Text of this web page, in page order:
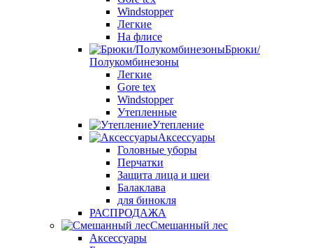
Windstopper
Легкие
На флисе
Брюки/
Полукомбинезоны
Легкие
Gore tex
Windstopper
Утепленные
Утепление
Аксессуары
Головные уборы
Перчатки
Защита лица и шеи
Балаклава
для бинокля
РАСПРОДАЖА
Смешанный лес
Аксессуары